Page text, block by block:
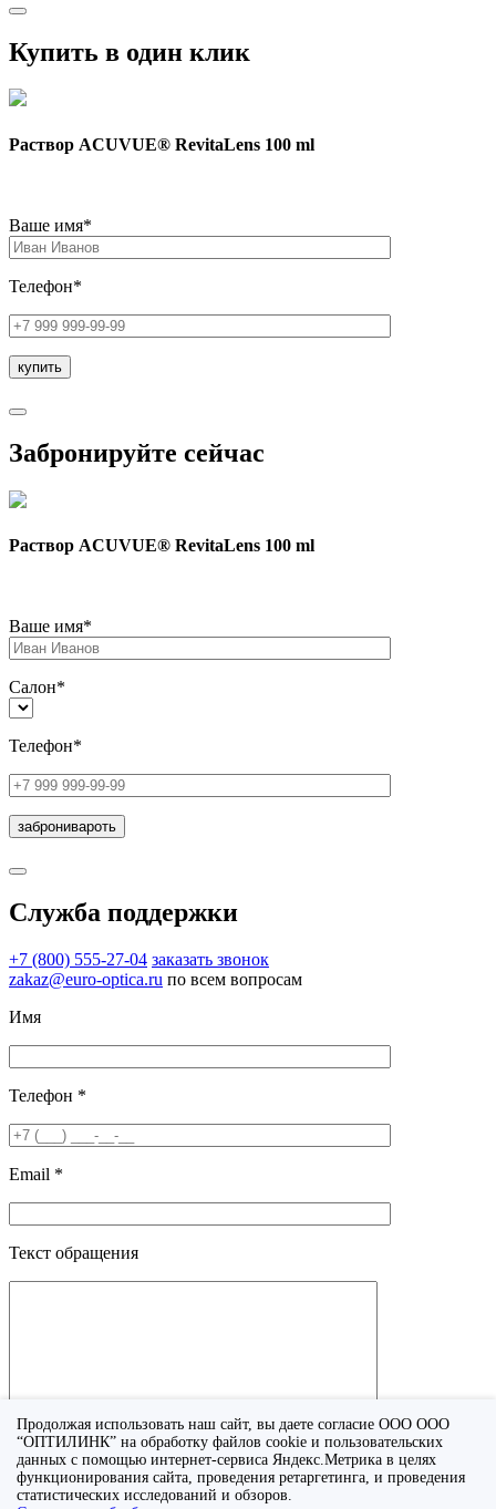
Продолжая использовать наш сайт, вы даете согласие ООО ООО
“ОПТИЛИНК” на обработку файлов cookie и пользовательских
данных с помощью интернет-сервиса Яндекс.Метрика в целях
функционирования сайта, проведения ретаргетинга, и проведения
статистических исследований и обзоров.
Купить в один клик
Раствор ACUVUE® RevitaLens 100 ml
Ваше имя*
Телефон*
Забронируйте сейчас
Раствор ACUVUE® RevitaLens 100 ml
Ваше имя*
Салон*
Телефон*
Служба поддержки
+7 (800) 555-27-04 заказать звонок
zakaz@euro-optica.ru по всем вопросам
Имя
Телефон *
Email *
Текст обращения
Я принимаю условияполитики конфиденциальности.